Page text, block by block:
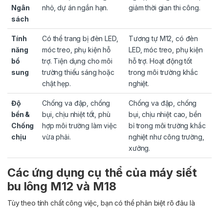
Ngân
sách
nhỏ, dự án ngắn hạn.
giảm thời gian thi công.
Tính
năng
bổ
sung
Có thể trang bị đèn LED,
móc treo, phụ kiện hỗ
trợ. Tiện dụng cho môi
trường thiếu sáng hoặc
chật hẹp.
Tương tự M12, có đèn
LED, móc treo, phụ kiện
hỗ trợ. Hoạt động tốt
trong môi trường khắc
nghiệt.
Độ
bền &
Chống
chịu
Chống va đập, chống
bụi, chịu nhiệt tốt, phù
hợp môi trường làm việc
vừa phải.
Chống va đập, chống
bụi, chịu nhiệt cao, bền
bỉ trong môi trường khắc
nghiệt như công trường,
xưởng.
Các ứng dụng cụ thể của máy siết
bu lông M12 và M18
Tùy theo tính chất công việc, bạn có thể phân biệt rõ đâu là